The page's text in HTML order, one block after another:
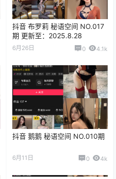
抖音 布罗莉 秘语空间 NO.017
期 更新至：2025.8.28
6月26日 0 4.1k
抖音 鹅鹅 秘语空间 NO.010期
6月11日 0 4k